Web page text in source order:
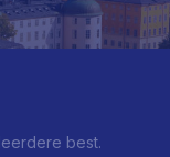
best.